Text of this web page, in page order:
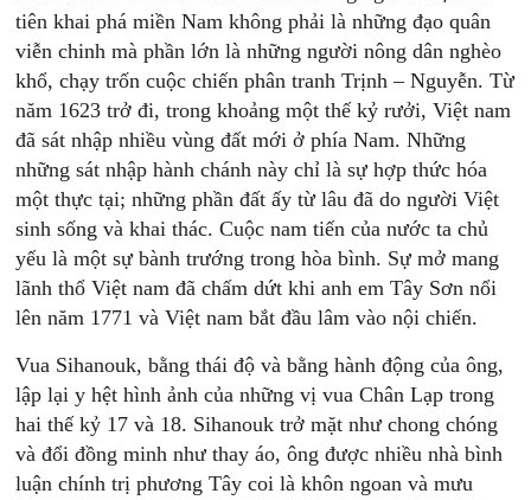
tiên khai phá miền Nam không phải là những đạo quân
viễn chinh mà phần lớn là những người nông dân nghèo
khổ, chạy trốn cuộc chiến phân tranh Trịnh – Nguyễn. Từ
năm 1623 trở đi, trong khoảng một thế kỷ rưởi, Việt nam
đã sát nhập nhiều vùng đất mới ở phía Nam. Những
những sát nhập hành chánh này chỉ là sự hợp thức hóa
một thực tại; những phần đất ấy từ lâu đã do người Việt
sinh sống và khai thác. Cuộc nam tiến của nước ta chủ
yếu là một sự bành trướng trong hòa bình. Sự mở mang
lãnh thổ Việt nam đã chấm dứt khi anh em Tây Sơn nổi
lên năm 1771 và Việt nam bắt đầu lâm vào nội chiến.
Vua Sihanouk, bằng thái độ và bằng hành động của ông,
lập lại y hệt hình ảnh của những vị vua Chân Lạp trong
hai thế kỷ 17 và 18. Sihanouk trở mặt như chong chóng
và đổi đồng minh như thay áo, ông được nhiều nhà bình
luận chính trị phương Tây coi là khôn ngoan và mưu